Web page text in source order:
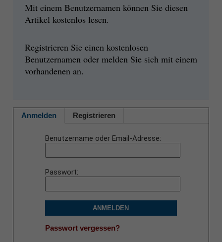
Mit einem Benutzernamen können Sie diesen
Artikel kostenlos lesen.
Registrieren Sie einen kostenlosen
Benutzernamen oder melden Sie sich mit einem
vorhandenen an.
Anmelden Registrieren
Benutzername oder Email-Adresse
Passwort
ANMELDEN
Passwort vergessen?